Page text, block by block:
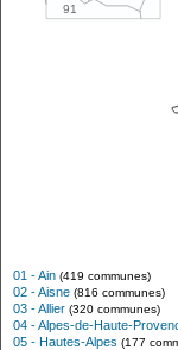
91
01 - Ain (419 communes)
02 - Aisne (816 communes)
03 - Allier (320 communes)
04 - Alpes-de-Haute-
05 - Hautes-Alpes (177